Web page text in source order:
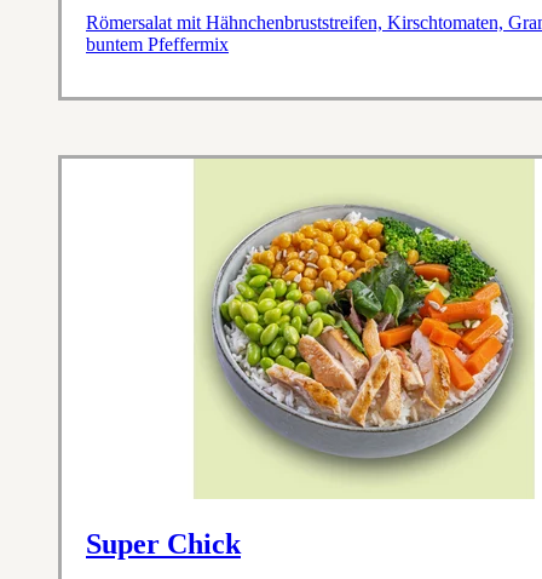
Römersalat mit Hähnchenbruststreifen, Kirschtomaten,
buntem Pfeffermix
Super Chick